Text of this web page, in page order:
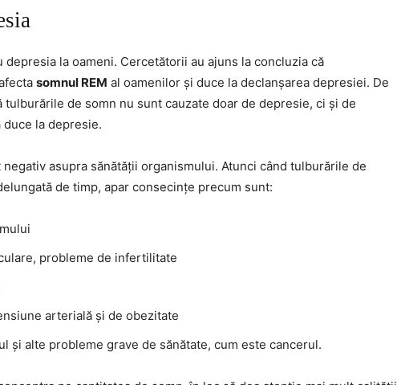
depresia la oameni. Cercetătorii au ajuns la concluzia că
somnul REM al oamenilor și duce la declanșarea depresiei. De
tulburările de somn nu sunt cauzate doar de depresie, ci și de
la depresie.
asupra sănătății organismului. Atunci când tulburările de
de timp, apar consecințe precum sunt:
probleme de infertilitate
arterială și de obezitate
și alte probleme grave de sănătate, cum este cancerul.